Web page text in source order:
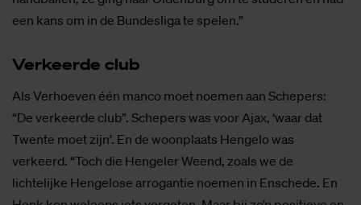
een kans om in de Bundesliga te spelen.”
Ver­keer­de club
Als Verhoeven één manco moet noemen aan Schepers:
“De verkeerde club”. Schepers was voor Ajax, ‘waar dat
Twente moet zijn’. En de woonplaats Hengelo was
verkeerd. “Toch die Hengeler Weend, zoals we de
lichtelijke Hengelose arrogantie noemen in Enschede. En